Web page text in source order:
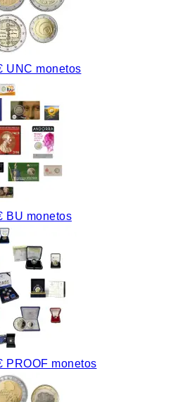
UNC monetos
BU monetos
PROOF monetos